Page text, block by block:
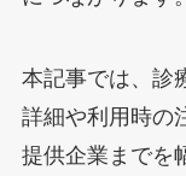
本記事では、診
詳細や利用時の
提供企業までを